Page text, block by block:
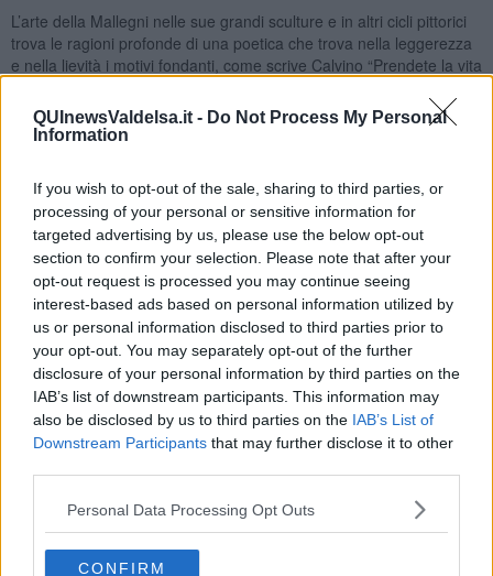
QUInewsValdelsa.it - Do Not Process My Personal
Information
If you wish to opt-out of the sale, sharing to third parties, or
processing of your personal or sensitive information for
targeted advertising by us, please use the below opt-out
section to confirm your selection. Please note that after your
opt-out request is processed you may continue seeing
interest-based ads based on personal information utilized by
us or personal information disclosed to third parties prior to
your opt-out. You may separately opt-out of the further
disclosure of your personal information by third parties on the
IAB’s list of downstream participants. This information may
also be disclosed by us to third parties on the IAB’s List of
Downstream Participants that may further disclose it to other
Personal Data Processing Opt Outs
CONFIRM
L’arte della Mallegni nelle sue grandi sculture e in altri cicli pittorici
trova le ragioni profonde di una poetica che trova nella leggerezza
e nella lievità i motivi fondanti, come scrive Calvino “Prendete la vita
sulle cose dall’alto, non avere macigni sul cuore”, è proprio l’idea di
ritrovare una sguardo leggero l’ambizione della pittura della
In questa ottica anche la scelta di Pinocchio, come repertorio di
storie, è un modo per raccontare in modo giocoso il mondo
moderno, di gettare lo sguardo su un luogo ricco di fantasia e
vitalità. Spesso, come suggeriva Enrico Baj, l’arte della Mallegni
trova nel gioco un modo per penetrare nella complessità del
presente, nel leggere la vita con gli occhi della fantasia.
Riccardo Ferrucci
Se vuoi leggere le notizie principali della Toscana iscriviti alla
Newsletter QUInews - ToscanaMedia.Arriva gratis tutti i giorni
alle 20:00 direttamente nella tua casella di posta.